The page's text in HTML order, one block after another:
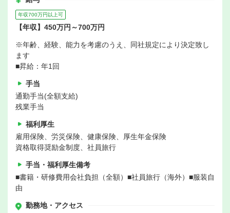
年収700万円以上可
【年収】450万円～700万円
※年齢、経験、能力を考慮のうえ、同社規定により決定致し
ます
■昇給：年1回
手当
通勤手当(全額支給)
残業手当
福利厚生
雇用保険、労災保険、健康保険、厚生年金保険
資格取得奨励金制度、社員旅行
手当・福利厚生備考
■書籍・研修費用会社負担（全額）■社員旅行（海外）■服装自
由
勤務地・アクセス